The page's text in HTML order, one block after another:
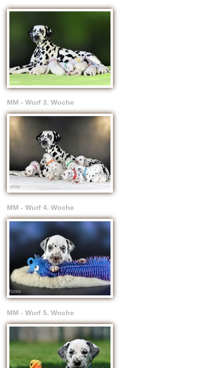
MM - Wurf 3. Woche
MM - Wurf 4. Woche
MM - Wurf 5. Woche